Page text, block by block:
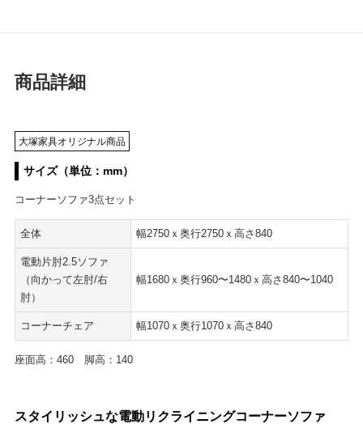
商品詳細
大塚家具オリジナル商品
サイズ（単位：mm）
コーナーソファ3点セット
全体 幅2750ｘ奥行2750ｘ高さ840
電動片肘2.5ソファ
（向かって左肘/右
肘）
幅1680ｘ奥行960〜1480ｘ高さ840〜1040
コーナーチェア 幅1070ｘ奥行1070ｘ高さ840
座面高：460 脚高：140
スタイリッシュな電動リクライニングコーナーソファ